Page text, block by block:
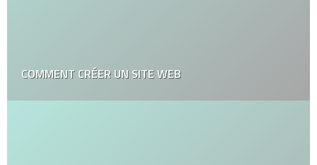
COMMENT CRÉER UN SITE WEB